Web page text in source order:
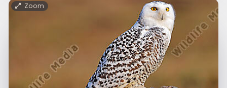
Zoom